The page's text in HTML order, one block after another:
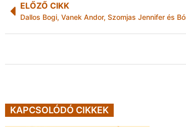
ELŐZŐ CIKK
KAPCSOLÓDÓ CIKKEK